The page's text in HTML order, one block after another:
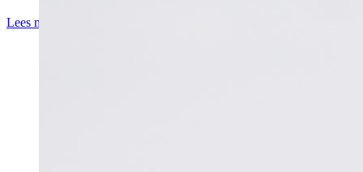
Lees meer